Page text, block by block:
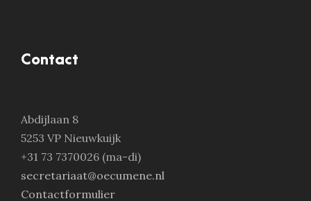
Contact
Abdijlaan 8
5253 VP Nieuwkuijk
+31 73 7370026 (ma-di)
secretariaat@oecumene.nl
Contactformulier